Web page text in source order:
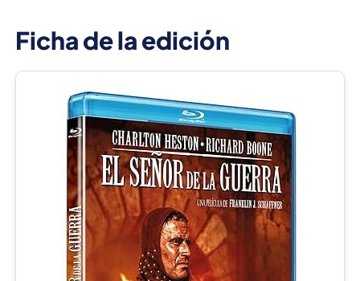
Ficha de la edición